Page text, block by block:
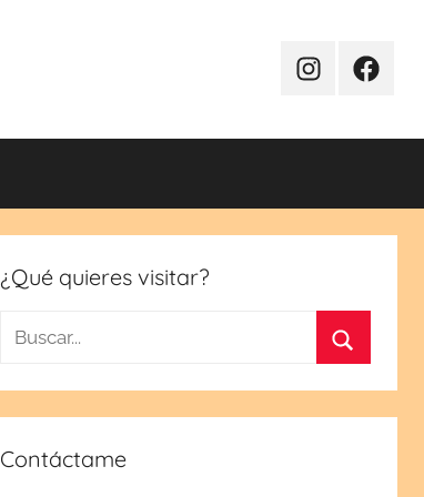
Instagram
¿Qué quieres visitar?
Buscar:
Contáctame